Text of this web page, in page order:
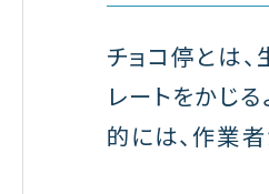
チョコ停とは
レートをかじ
的には、作業